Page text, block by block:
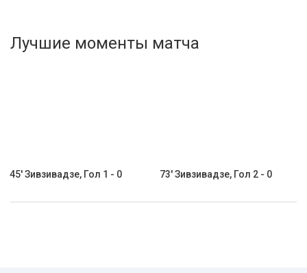
Лучшие моменты матча
45' Зивзивадзе, Гол 1 - 0 73' Зивзивадзе, Гол 2 - 0